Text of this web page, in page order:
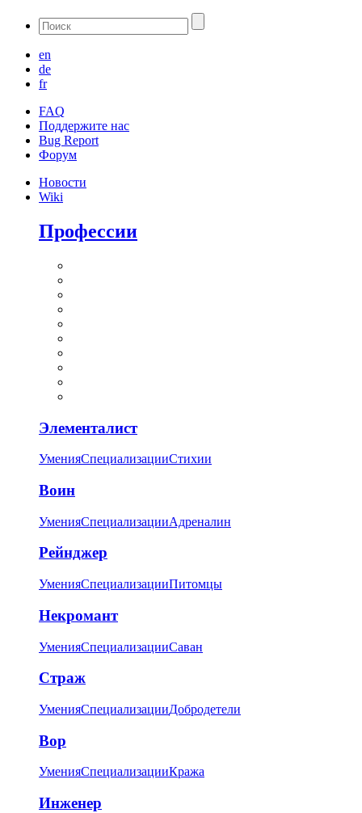
en
de
fr
FAQ
Поддержите нас
Bug Report
Форум
Новости
Wiki
Профессии
Элементалист
УменияСпециализацииСтихии
Воин
УменияСпециализацииАдреналин
Рейнджер
УменияСпециализацииПитомцы
Некромант
УменияСпециализацииСаван
Страж
УменияСпециализацииДобродетели
Вор
УменияСпециализацииКража
Инженер